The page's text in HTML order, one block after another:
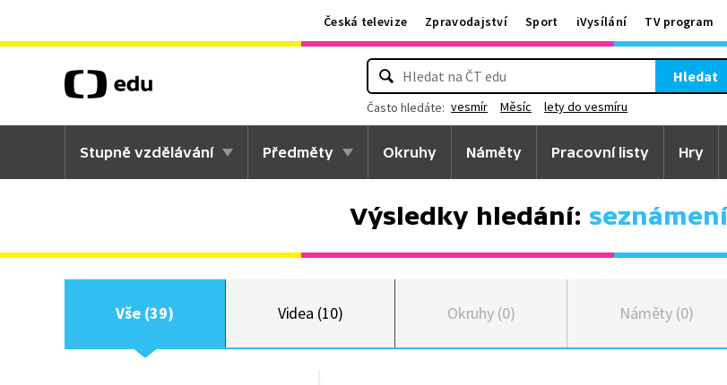
Česká televize Zpravodajství Sport iVysílání TV program
Hledat
Často hledáte: vesmír Měsíc lety do vesmíru
Stupně vzdělávání Předměty Okruhy Náměty Pracovní listy Hry
Výsledky hledání:
Vše (39) Videa (10) Okruhy (0) Náměty (0)